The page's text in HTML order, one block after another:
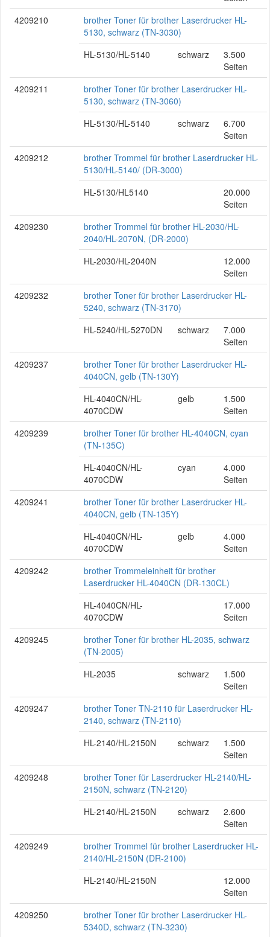
4209210
brother Toner für brother Laserdrucker HL-
5130, schwarz (TN-3030)
HL-5130/HL-5140
schwarz
3.500
Seiten
4209211
brother Toner für brother Laserdrucker HL-
5130, schwarz (TN-3060)
HL-5130/HL-5140
schwarz
6.700
Seiten
4209212
brother Trommel für brother Laserdrucker HL-
5130/HL-5140/ (DR-3000)
HL-5130/HL5140
20.000
Seiten
4209230
brother Trommel für brother HL-2030/HL-
2040/HL-2070N, (DR-2000)
HL-2030/HL-2040N
12.000
Seiten
4209232
brother Toner für brother Laserdrucker HL-
5240, schwarz (TN-3170)
HL-5240/HL-5270DN
schwarz
7.000
Seiten
4209237
brother Toner für brother Laserdrucker HL-
4040CN, gelb (TN-130Y)
HL-4040CN/HL-
4070CDW
gelb
1.500
Seiten
4209239
brother Toner für brother HL-4040CN, cyan
(TN-135C)
HL-4040CN/HL-
4070CDW
cyan
4.000
Seiten
4209241
brother Toner für brother Laserdrucker HL-
4040CN, gelb (TN-135Y)
HL-4040CN/HL-
4070CDW
gelb
4.000
Seiten
4209242
brother Trommeleinheit für brother
Laserdrucker HL-4040CN (DR-130CL)
HL-4040CN/HL-
4070CDW
17.000
Seiten
4209245
brother Toner für brother HL-2035, schwarz
(TN-2005)
HL-2035
schwarz
1.500
Seiten
4209247
brother Toner TN-2110 für Laserdrucker HL-
2140, schwarz (TN-2110)
HL-2140/HL-2150N
schwarz
1.500
Seiten
4209248
brother Toner für Laserdrucker HL-2140/HL-
2150N, schwarz (TN-2120)
HL-2140/HL-2150N
schwarz
2.600
Seiten
4209249
brother Trommel für brother Laserdrucker HL-
2140/HL-2150N (DR-2100)
HL-2140/HL-2150N
12.000
Seiten
4209250
brother Toner für brother Laserdrucker HL-
5340D, schwarz (TN-3230)